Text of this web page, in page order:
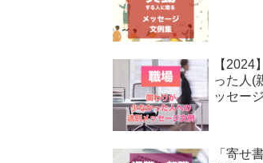
【2024
った人(
ッセー
「寄せ